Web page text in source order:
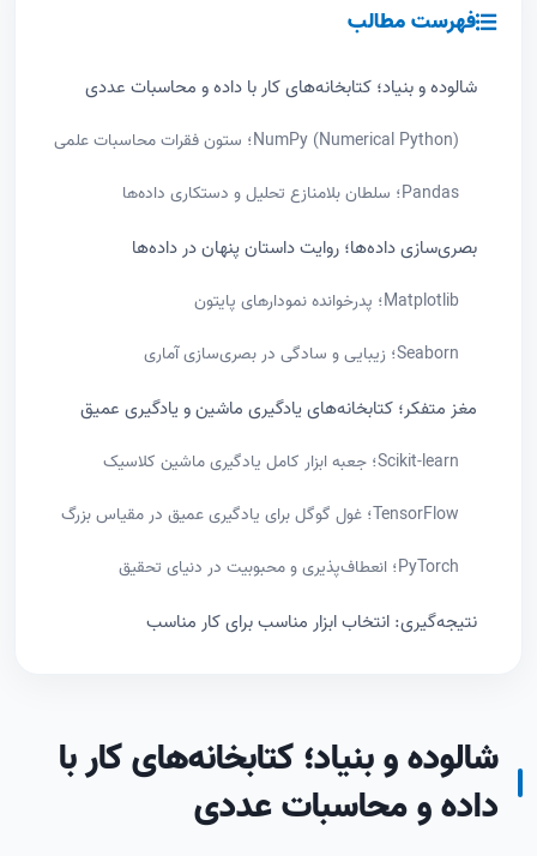
فهرست مطالب
شالوده و بنیاد؛ کتابخانه‌های کار با داده و محاسبات عددی
NumPy (Numerical Python)؛ ستون فقرات محاسبات علمی
Pandas؛ سلطان بلامنازع تحلیل و دستکاری داده‌ها
بصری‌سازی داده‌ها؛ روایت داستان پنهان در داده‌ها
Matplotlib؛ پدرخوانده نمودارهای پایتون
Seaborn؛ زیبایی و سادگی در بصری‌سازی آماری
مغز متفکر؛ کتابخانه‌های یادگیری ماشین و یادگیری عمیق
Scikit-learn؛ جعبه ابزار کامل یادگیری ماشین کلاسیک
TensorFlow؛ غول گوگل برای یادگیری عمیق در مقیاس بزرگ
PyTorch؛ انعطاف‌پذیری و محبوبیت در دنیای تحقیق
نتیجه‌گیری: انتخاب ابزار مناسب برای کار مناسب
شالوده و بنیاد؛ کتابخانه‌های کار با
داده و محاسبات عددی